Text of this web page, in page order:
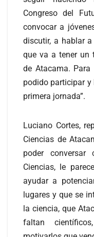
Congreso del
convocar a
discutir, a hablar
que va a tener un
de Atacama.
podido participar
primera jornada”.
Luciano Cortes,
Ciencias de
poder
Ciencias, le
ayudar a
lugares y que se
la ciencia, que
faltan